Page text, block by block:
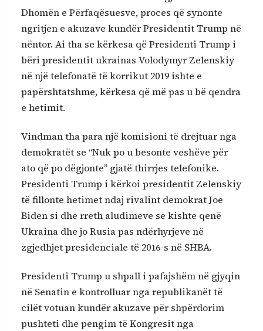
Dhomën e Përfaqësuesve, proces që synonte
ngritjen e akuzave kundër Presidentit Trump në
nëntor. Ai tha se kërkesa që Presidenti Trump i
bëri presidentit ukrainas Volodymyr Zelenskiy
në një telefonatë të korrikut 2019 ishte e
papërshtatshme, kërkesa që më pas u bë qendra
e hetimit.
Vindman tha para një komisioni të drejtuar nga
demokratët se “Nuk po u besonte veshëve për
ato që po dëgjonte” gjatë thirrjes telefonike.
Presidenti Trump i kërkoi presidentit Zelenskiy
të fillonte hetimet ndaj rivalint demokrat Joe
Biden si dhe rreth aludimeve se kishte qenë
Ukraina dhe jo Rusia pas ndërhyrjeve në
zgjedhjet presidenciale të 2016-s në SHBA.
Presidenti Trump u shpall i pafajshëm në gjyqin
në Senatin e kontrolluar nga republikanët të
cilët votuan kundër akuzave për shpërdorim
pushteti dhe pengim të Kongresit nga